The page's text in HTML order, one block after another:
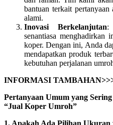
bantuan terkait
alami.
Inovasi Berkelanjutan:
senantiasa menghadirkan
koper. Dengan ini, Anda
mendapatkan produk
kebutuhan perjalanan
INFORMASI
Pertanyaan Umum yang
“Jual Koper Umroh”
1. Apakah Ada Pilihan Ukuran